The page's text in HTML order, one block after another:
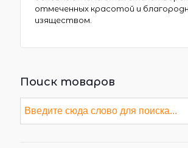
отмеченных красотой и
изяществом.
Поиск товаров